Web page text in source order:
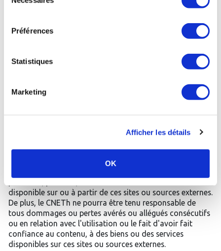
Préférences
Statistiques
Marketing
Afficher les détails
OK
LIENS
d'autres sources Internet. Dans la mesure où le CNETh ne
ne peut être tenu pour responsable de la mise à
disposition de ces sites et sources externes, et ne peut
disponible sur ou à partir de ces sites ou sources externes.
De plus, le CNETh ne pourra être tenu responsable de
tous dommages ou pertes avérés ou allégués consécutifs
ou en relation avec l'utilisation ou le fait d'avoir fait
confiance au contenu, à des biens ou des services
disponibles sur ces sites ou sources externes.